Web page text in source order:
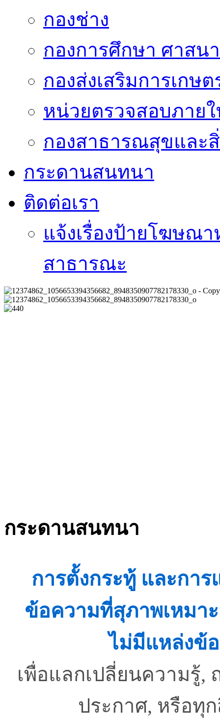
กองช่าง
กองการศึกษา ศาสน
กองส่งเสริมการเกษต
หน่วยตรวจสอบภาย
กองสาธารณสุขและ
กระดานสนทนา
ติดต่อเรา
แจ้งเรื่องป้ายโฆษณ
สาธารณะ
กระดานสนทนา
การตั้งกระทู้ และกา
ข้อความที่สุภาพเหมา
ไม่มีแหล่งข้
เพื่อแลกเปลี่ยนความรู้
ประกาศ, หรือทุ